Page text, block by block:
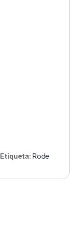
Etiqueta: Rode